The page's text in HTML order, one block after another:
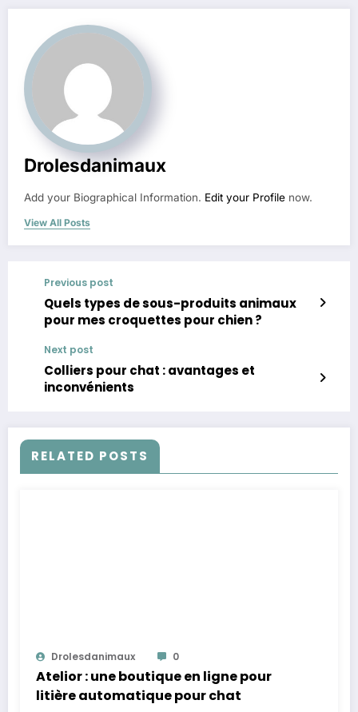
Drolesdanimaux
Add your Biographical Information. Edit your Profile now.
View All Posts
Previous post
Quels types de sous-produits animaux
pour mes croquettes pour chien ?
Next post
Colliers pour chat : avantages et
inconvénients
RELATED POSTS
Drolesdanimaux 0
Atelior : une boutique en ligne pour
litière automatique pour chat